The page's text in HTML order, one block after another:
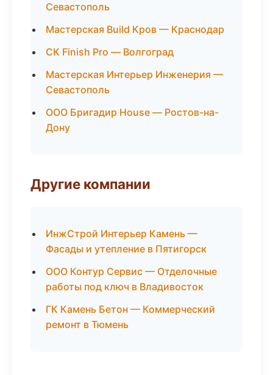
Севастополь
Мастерская Build Кров — Краснодар
СК Finish Pro — Волгоград
Мастерская Интерьер Инженерия —
Севастополь
ООО Бригадир House — Ростов-на-
Дону
Другие компании
ИнжСтрой Интерьер Камень —
Фасады и утепление в Пятигорск
ООО Контур Сервис — Отделочные
работы под ключ в Владивосток
ГК Камень Бетон — Коммерческий
ремонт в Тюмень